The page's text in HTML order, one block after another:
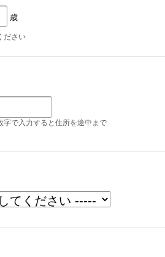
歳
ださい
字で入力すると住所を途中まで